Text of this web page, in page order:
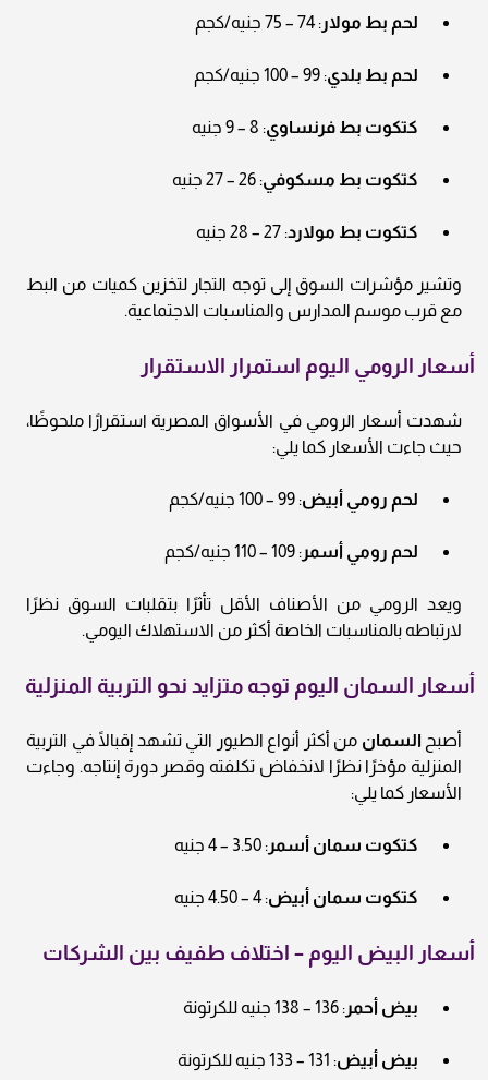
لحم بط مولار: 74 – 75 جنيه/كجم
لحم بط بلدي: 99 – 100 جنيه/كجم
كتكوت بط فرنساوي: 8 – 9 جنيه
كتكوت بط مسكوفي: 26 – 27 جنيه
كتكوت بط مولارد: 27 – 28 جنيه
وتشير مؤشرات السوق إلى توجه التجار لتخزين كميات من البط
مع قرب موسم المدارس والمناسبات الاجتماعية.
أسعار الرومي اليوم استمرار الاستقرار
شهدت أسعار الرومي في الأسواق المصرية استقرارًا ملحوظًا،
حيث جاءت الأسعار كما يلي:
لحم رومي أبيض: 99 – 100 جنيه/كجم
لحم رومي أسمر: 109 – 110 جنيه/كجم
ويعد الرومي من الأصناف الأقل تأثرًا بتقلبات السوق نظرًا
لارتباطه بالمناسبات الخاصة أكثر من الاستهلاك اليومي.
أسعار السمان اليوم توجه متزايد نحو التربية المنزلية
أصبح السمان من أكثر أنواع الطيور التي تشهد إقبالًا في التربية
المنزلية مؤخرًا نظرًا لانخفاض تكلفته وقصر دورة إنتاجه. وجاءت
الأسعار كما يلي:
كتكوت سمان أسمر: 3.50 – 4 جنيه
كتكوت سمان أبيض: 4 – 4.50 جنيه
أسعار البيض اليوم – اختلاف طفيف بين الشركات
بيض أحمر: 136 – 138 جنيه للكرتونة
بيض أبيض: 131 – 133 جنيه للكرتونة